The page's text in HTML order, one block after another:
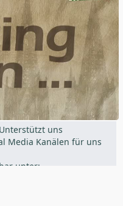
uns
Media Kanälen für uns
unter: